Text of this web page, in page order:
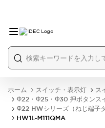
ホーム スイッチ・表示灯
ス
Φ22・Φ25・Φ30 押ボタンス
Φ22 HWシリーズ（ねじ端子
HW1L-M111QMA